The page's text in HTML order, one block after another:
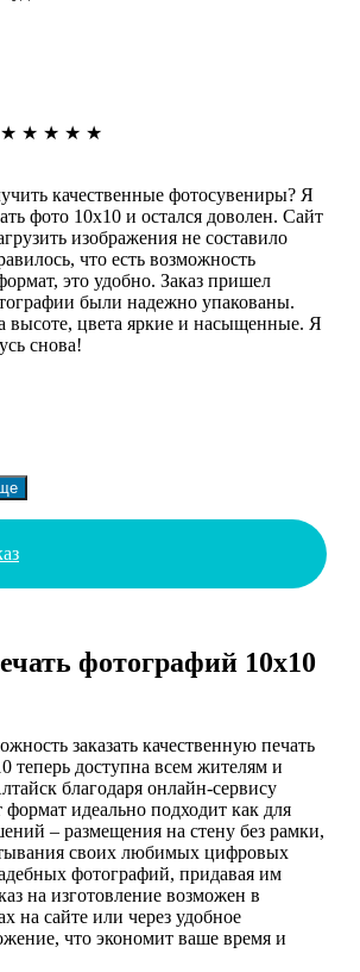
★ ★ ★ ★ ★
качественные фотосувениры? Я
фото 10х10 и остался доволен. Сайт
изображения не составило
что есть возможность
это удобно. Заказ пришел
были надежно упакованы.
высоте, цвета яркие и насыщенные. Я
снова!
фотографий 10х10
заказать качественную печать
теперь доступна всем жителям и
благодаря онлайн-сервису
идеально подходит как для
– размещения на стену без рамки,
своих любимых цифровых
фотографий, придавая им
на изготовление возможен в
на сайте или через удобное
что экономит ваше время и